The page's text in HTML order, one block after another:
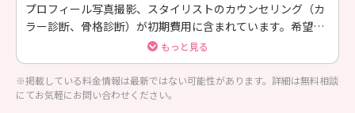
プロフィール写真撮影、スタイリストのカウンセリング（カ
ラー診断、骨格診断）が初期費用に含まれています。希望し
ないサービス分の費用は割引いたします。
もっと見る
※掲載している料金情報は最新ではない可能性があります。詳細は無料相談
にてお気軽にお問い合わせください。